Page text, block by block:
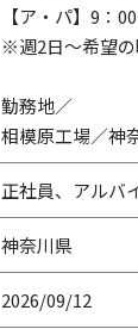
【ア・パ】9：
※週2日～希望の
勤務地／
相模原工場／神
正社員、アルバ
神奈川県
2026/09/12